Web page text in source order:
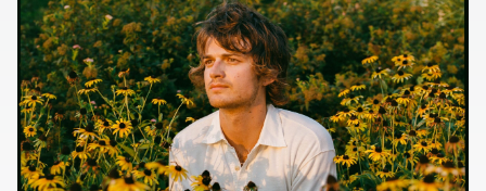
- Disastro
Liszt
- La lugubre gondola
Liszt
- Richard Wagner – Venezia